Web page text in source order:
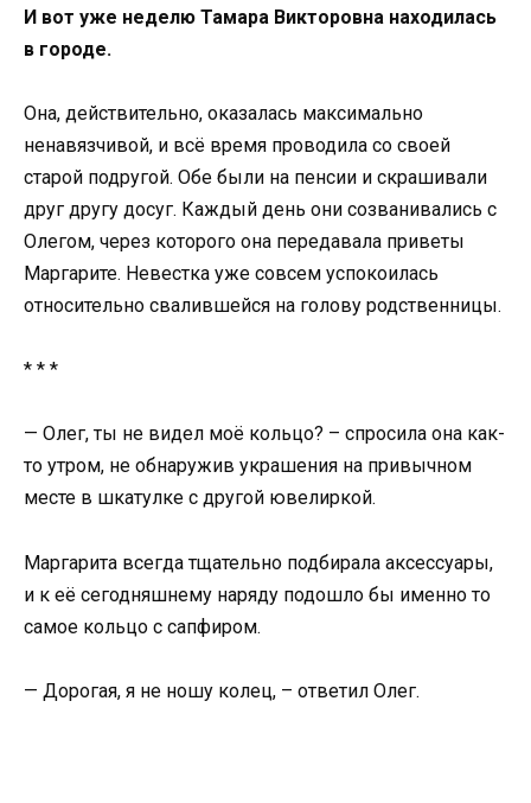
И вот уже неделю Тамара Викторовна находилась
в городе.
Она, действительно, оказалась максимально
ненавязчивой, и всё время проводила со своей
старой подругой. Обе были на пенсии и скрашивали
друг другу досуг. Каждый день они созванивались с
Олегом, через которого она передавала приветы
Маргарите. Невестка уже совсем успокоилась
относительно свалившейся на голову родственницы.
* * *
— Олег, ты не видел моё кольцо? – спросила она как-
то утром, не обнаружив украшения на привычном
месте в шкатулке с другой ювелиркой.
Маргарита всегда тщательно подбирала аксессуары,
и к её сегодняшнему наряду подошло бы именно то
самое кольцо с сапфиром.
— Дорогая, я не ношу колец, – ответил Олег.